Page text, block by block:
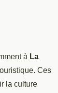
à La
Ces
la culture